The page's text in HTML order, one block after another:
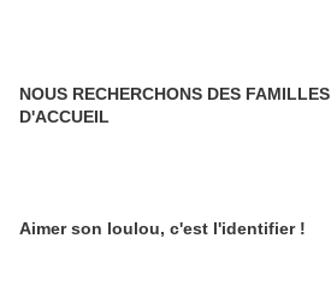
NOUS RECHERCHONS DES FAMILLES
D'ACCUEIL
Aimer son loulou, c'est l'identifier !